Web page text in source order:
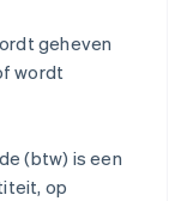
geheven
wordt
(btw) is een
op